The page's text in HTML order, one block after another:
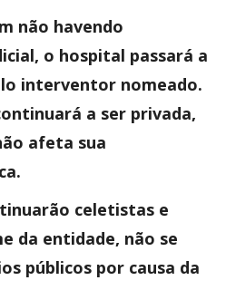
não havendo
o hospital passará a
interventor nomeado.
a ser privada,
afeta sua
celetistas e
da entidade, não se
públicos por causa da